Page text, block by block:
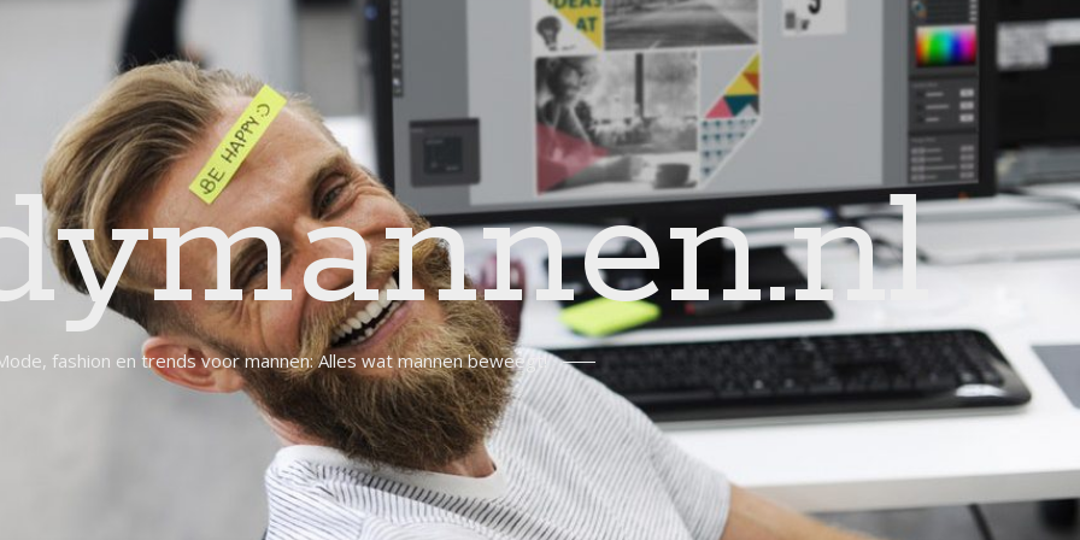
fashion en trends voor mannen: Alles wat mannen beweegt!